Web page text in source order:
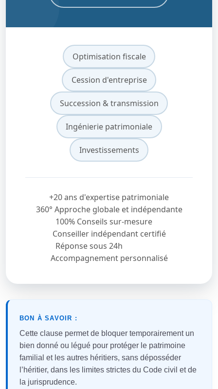
Optimisation fiscale
Cession d'entreprise
Succession & transmission
Ingénierie patrimoniale
Investissements
+20 ans d'expertise patrimoniale
360° Approche globale et indépendante
100% Conseils sur-mesure
Conseiller indépendant certifié
Réponse sous 24h
Accompagnement personnalisé
BON À SAVOIR :
Cette clause permet de bloquer temporairement un
bien donné ou légué pour protéger le patrimoine
familial et les autres héritiers, sans déposséder
l’héritier, dans les limites strictes du Code civil et de
la jurisprudence.